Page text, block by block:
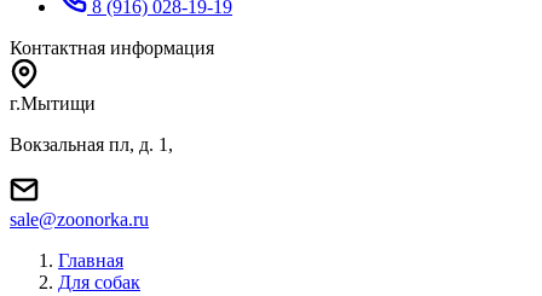
8 (916) 028-19-19
Контактная информация
г.Мытищи
Вокзальная пл, д. 1,
sale@zoonorka.ru
Главная
Для собак